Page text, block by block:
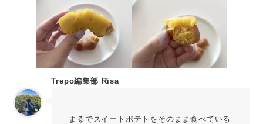
Trepo編集部 Risa
まるでスイートポテトをそのまま食べている